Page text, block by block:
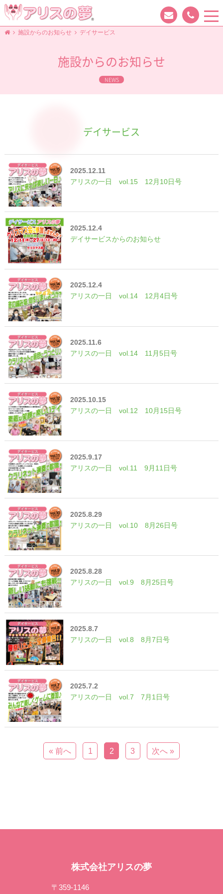
施設からのお知らせ デイサービス
施設からのお知らせ
NEWS
デイサービス
2025.12.11
アリスの一日 vol.15 12月10日号
2025.12.4
デイサービスからのお知らせ
2025.12.4
アリスの一日 vol.14 12月4日号
2025.11.6
アリスの一日 vol.14 11月5日号
2025.10.15
アリスの一日 vol.12 10月15日号
2025.9.17
アリスの一日 vol.11 9月11日号
2025.8.29
アリスの一日 vol.10 8月26日号
2025.8.28
アリスの一日 vol.9 8月25日号
2025.8.7
アリスの一日 vol.8 8月7日号
2025.7.2
アリスの一日 vol.7 7月1日号
« 前へ 1 2 3 次へ »
株式会社アリスの夢
〒359-1146